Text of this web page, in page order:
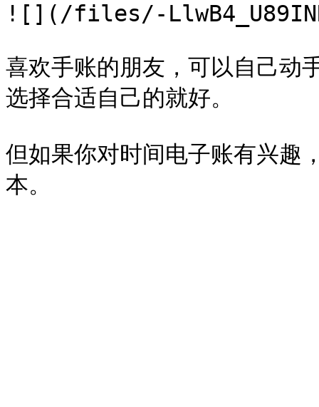
![](/files/-
喜欢手账的朋友，可以自己动
选择合适自己的就好。
但如果你对时间电子账有兴趣